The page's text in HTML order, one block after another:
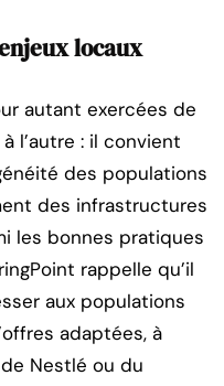
locaux
autant exercées de
l’autre : il convient
des populations
des infrastructures
les bonnes pratiques
rappelle qu’il
aux populations
adaptées, à
Nestlé ou du